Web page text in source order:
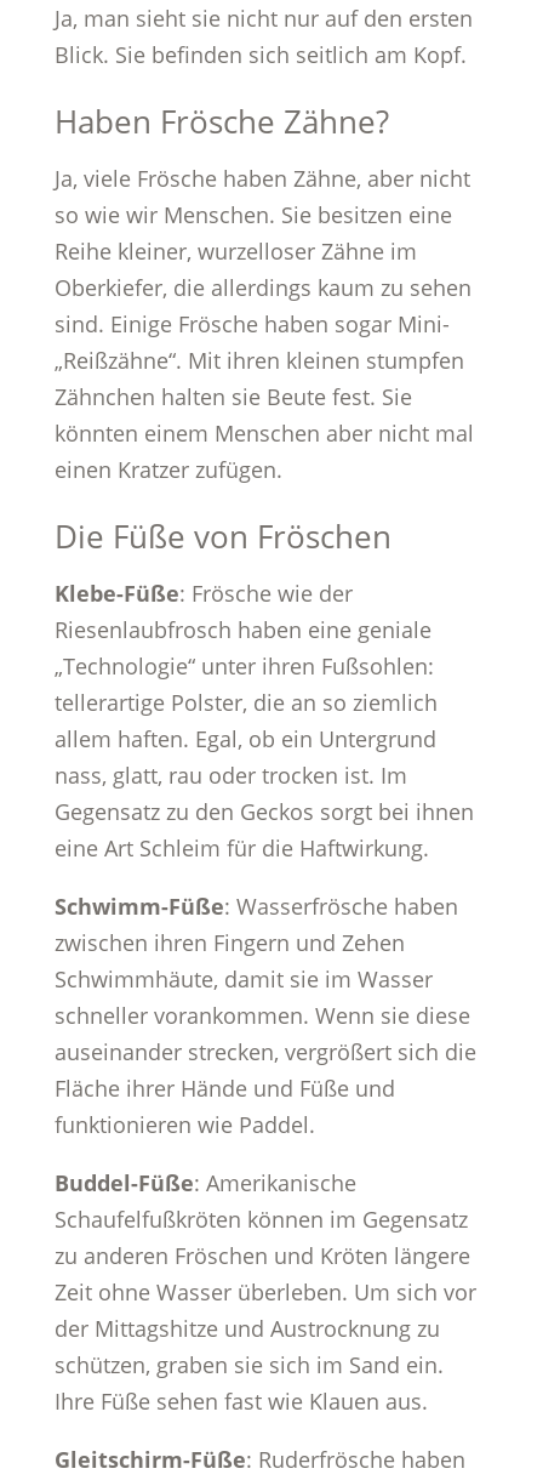
Ja, man sieht sie nicht nur auf den ersten
Blick. Sie befinden sich seitlich am Kopf.
Haben Frösche Zähne?
Ja, viele Frösche haben Zähne, aber nicht
so wie wir Menschen. Sie besitzen eine
Reihe kleiner, wurzelloser Zähne im
Oberkiefer, die allerdings kaum zu sehen
sind. Einige Frösche haben sogar Mini-
„Reißzähne“. Mit ihren kleinen stumpfen
Zähnchen halten sie Beute fest. Sie
könnten einem Menschen aber nicht mal
einen Kratzer zufügen.
Die Füße von Fröschen
Klebe-Füße: Frösche wie der
Riesenlaubfrosch haben eine geniale
„Technologie“ unter ihren Fußsohlen:
tellerartige Polster, die an so ziemlich
allem haften. Egal, ob ein Untergrund
nass, glatt, rau oder trocken ist. Im
Gegensatz zu den Geckos sorgt bei ihnen
eine Art Schleim für die Haftwirkung.
Schwimm-Füße: Wasserfrösche haben
zwischen ihren Fingern und Zehen
Schwimmhäute, damit sie im Wasser
schneller vorankommen. Wenn sie diese
auseinander strecken, vergrößert sich die
Fläche ihrer Hände und Füße und
funktionieren wie Paddel.
Buddel-Füße: Amerikanische
Schaufelfußkröten können im Gegensatz
zu anderen Fröschen und Kröten längere
Zeit ohne Wasser überleben. Um sich vor
der Mittagshitze und Austrocknung zu
schützen, graben sie sich im Sand ein.
Ihre Füße sehen fast wie Klauen aus.
Gleitschirm-Füße: Ruderfrösche haben